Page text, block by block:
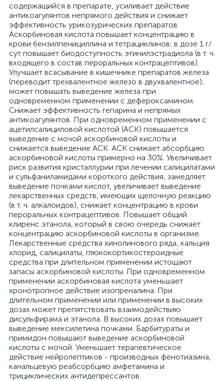
содержащийся в препарате, усиливает действие
антикоагулянтов непрямого действия и снижает
эффективность урикозурических препаратов.
Аскорбиновая кислота повышает концентрацию в
крови бензилпенициллина и тетрациклинов; в дозе 1 г/
сут повышает биодоступность этинилэстрадиола (в т. ч.
входящего в состав пероральных контрацептивов).
Улучшает всасывание в кишечнике препаратов железа
(переводит трехвалентное железо в двухвалентное);
может повышать выведение железа при
одновременном применении с дефероксамином.
Снижает эффективность гепарина и непрямых
антикоагулянтов. При одновременном применении с
ацетилсалициловой кислотой (АСК) повышается
выведение с мочой аскорбиновой кислоты и
снижается выведение АСК. АСК снижает абсорбцию
аскорбиновой кислоты примерно на 30%. Увеличивает
риск развития кристаллурии при лечении салицилатами
и сульфаниламидами короткого действия, замедляет
выведение почками кислот, увеличивает выведение
лекарственных средств, имеющих щелочную реакцию
(в т. ч. алкалоидов), снижает концентрацию в крови
пероральных контрацептивов. Повышает общий
клиренс этанола, который в свою очередь снижает
концентрацию аскорбиновой кислоты в организме.
Лекарственные средства хинолинового ряда, кальция
хлорид, салицилаты, глюкокортикостероидные
средства при длительном применении истощают
запасы аскорбиновой кислоты. При одновременном
применении аскорбиновая кислота уменьшает
хронотропное действие изопреналина. При
длительном применении или применении в высоких
дозах может препятствовать взаимодействию
дисульфирама и этанола. В высоких дозах повышает
выведение мексилетина почками. Барбитураты и
примидон повышают выведение аскорбиновой
кислоты с мочой. Уменьшает терапевтическое
действие нейролептиков - производных фенотиазина,
канальцевую реабсорбцию амфетамина и
трициклических антидепрессантов.